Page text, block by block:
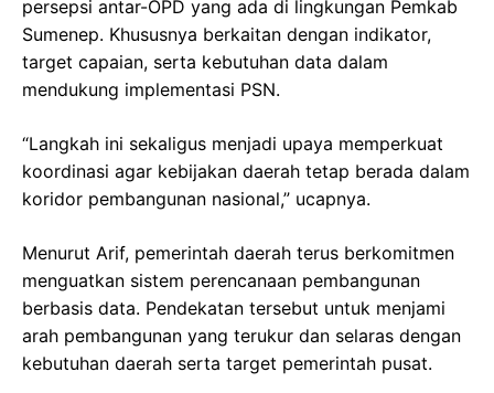
persepsi antar-OPD yang ada di lingkungan Pemkab
Sumenep. Khususnya berkaitan dengan indikator,
target capaian, serta kebutuhan data dalam
mendukung implementasi PSN.
“Langkah ini sekaligus menjadi upaya memperkuat
koordinasi agar kebijakan daerah tetap berada dalam
koridor pembangunan nasional,” ucapnya.
Menurut Arif, pemerintah daerah terus berkomitmen
menguatkan sistem perencanaan pembangunan
berbasis data. Pendekatan tersebut untuk menjami
arah pembangunan yang terukur dan selaras dengan
kebutuhan daerah serta target pemerintah pusat.